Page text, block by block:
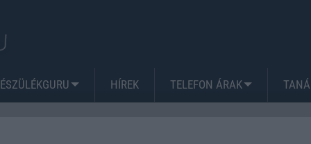
HÍREK TELEFON ÁRAK